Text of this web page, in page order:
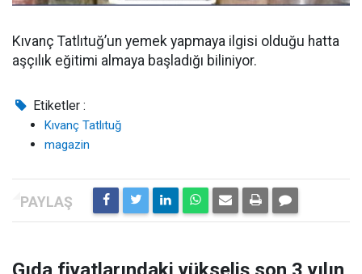
Kıvanç Tatlıtuğ’un yemek yapmaya ilgisi olduğu hatta
aşçılık eğitimi almaya başladığı biliniyor.
Etiketler :
Kıvanç Tatlıtuğ
magazin